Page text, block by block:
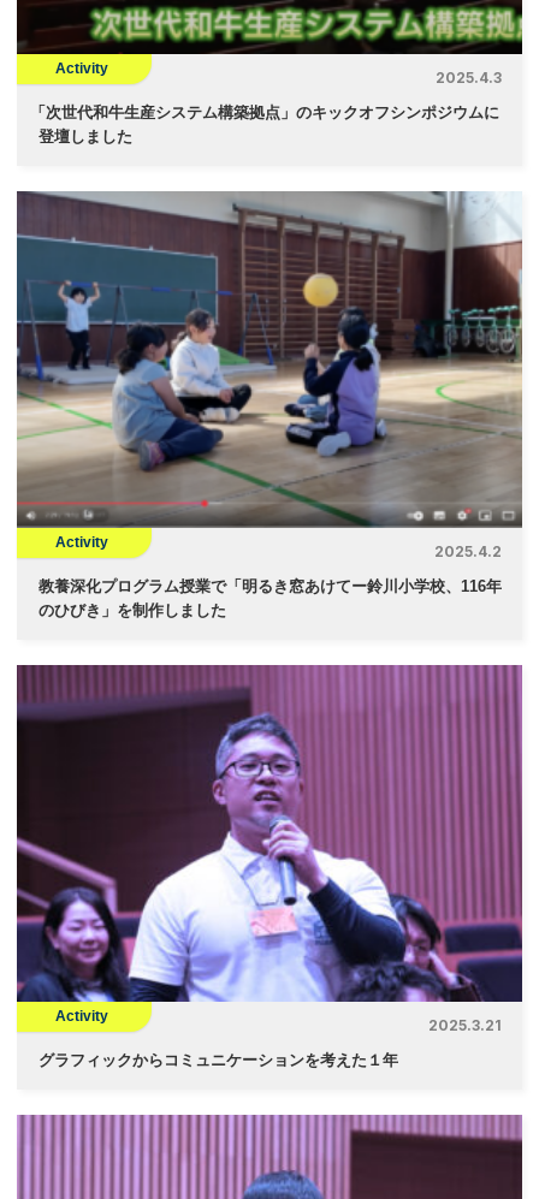
Activity
2025.4.3
「 次世代和牛生産システム構築拠点」のキックオフシンポジウムに
登壇しました
Activity
2025.4.2
教養深化プログラム授業で「明るき窓あけてー鈴川小学校、116年
のひびき」を制作しました
Activity
2025.3.21
グラフィックからコミュニケーションを考えた１年